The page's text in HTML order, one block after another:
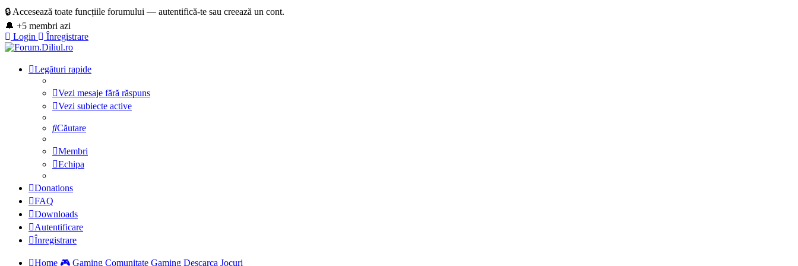
🔒 Accesează toate funcțiile forumului — autentifică-te sau creează un cont.
🔔 +5 membri azi
Login
Înregistrare
Legături rapide
Vezi mesaje fără răspuns
Vezi subiecte active
Căutare
Membri
Echipa
Donations
FAQ
Downloads
Autentificare
Înregistrare
Home 🎮 Gaming Comunitate Gaming Descarca Jocuri